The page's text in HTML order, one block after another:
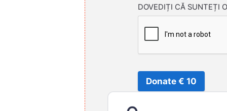
DOVEDIȚI CĂ SUNTEȚI
Donate € 10